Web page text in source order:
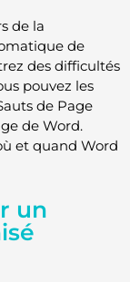
de la
de
des difficultés
pouvez les
de Page
de Word.
et quand Word
un